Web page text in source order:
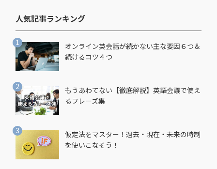
人気記事ランキング​
オンライン英会話が続かない主な要因６つ＆
続けるコツ４つ
もうあわてない【徹底解説】英語会議で使え
るフレーズ集
仮定法をマスター！過去・現在・未来の時制
を使いこなそう！